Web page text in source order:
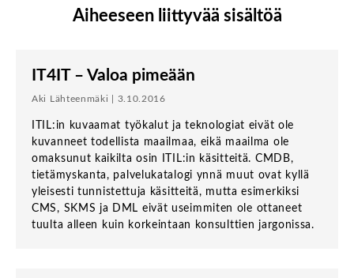
Aiheeseen liittyvää sisältöä
IT4IT – Valoa pimeään
Aki Lähteenmäki | 3.10.2016
ITIL:in kuvaamat työkalut ja teknologiat eivät ole
kuvanneet todellista maailmaa, eikä maailma ole
omaksunut kaikilta osin ITIL:in käsitteitä. CMDB,
tietämyskanta, palvelukatalogi ynnä muut ovat kyllä
yleisesti tunnistettuja käsitteitä, mutta esimerkiksi
CMS, SKMS ja DML eivät useimmiten ole ottaneet
tuulta alleen kuin korkeintaan konsulttien jargonissa.